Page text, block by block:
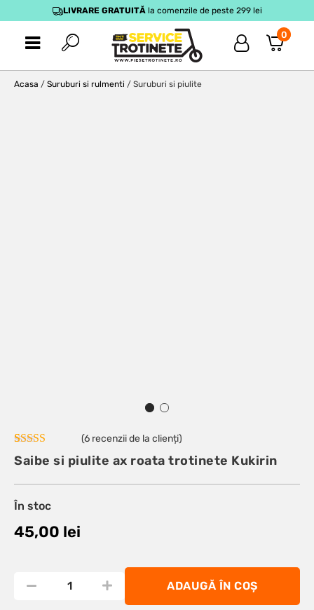
LIVRARE GRATUITĂla comenzile de peste 299 lei
0
Acasa / Suruburi si rulmenti / Suruburi si piulite
Evaluat la
5.00din 5 pe
6
evaluări de la
clienți
(6 recenzii de la clienți)
Saibe si piulite ax roata trotinete Kukirin
În stoc
45,00 lei
ADAUGĂ ÎN COȘ